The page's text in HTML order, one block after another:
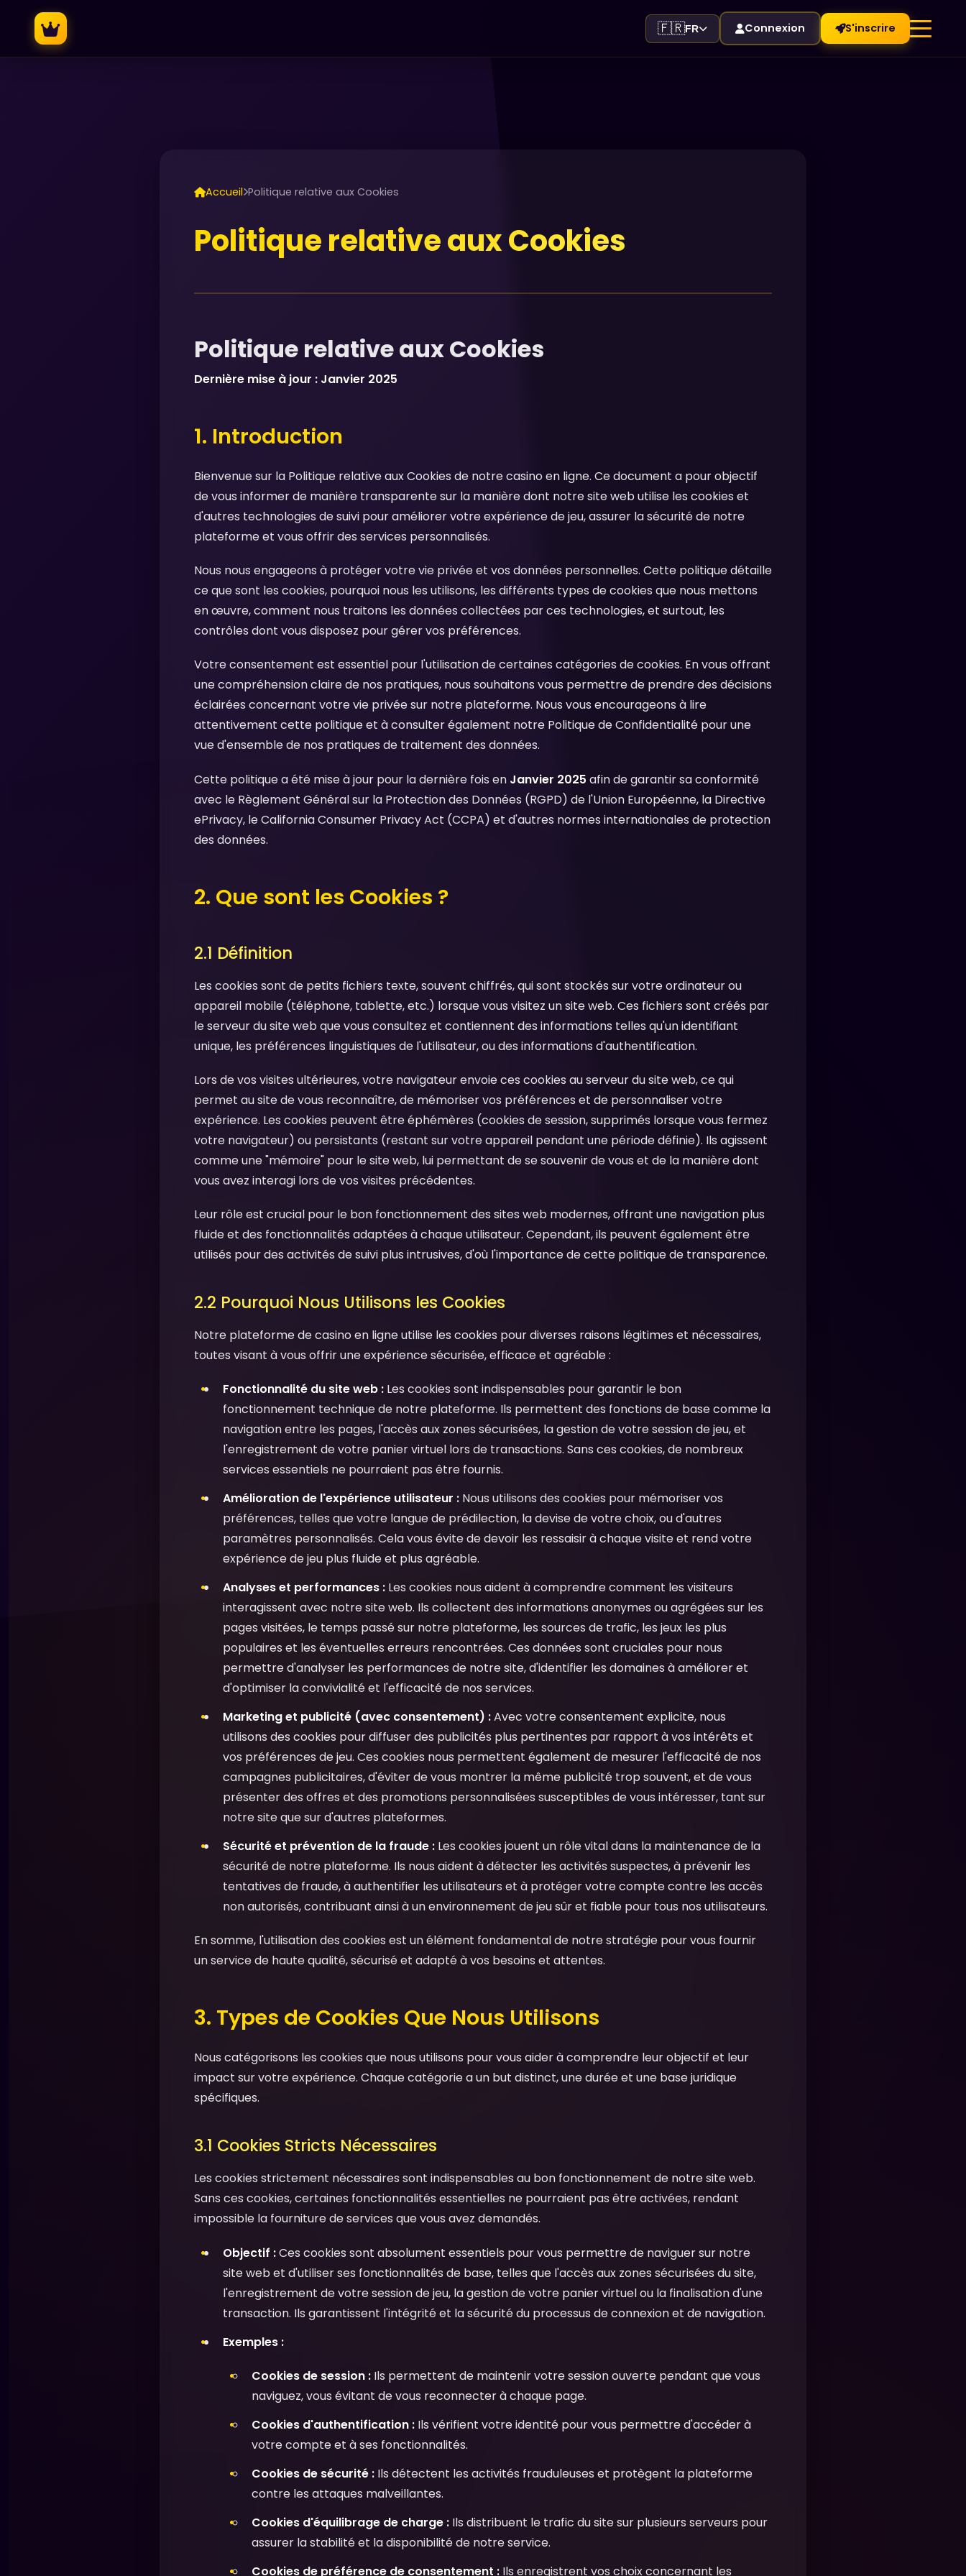
🇫🇷FR Connexion S'inscrire
Accueil Politique relative aux Cookies
Politique relative aux Cookies
Politique relative aux Cookies
Dernière mise à jour : Janvier 2025
1. Introduction
Bienvenue sur la Politique relative aux Cookies de notre casino en ligne. Ce document a pour objectif
de vous informer de manière transparente sur la manière dont notre site web utilise les cookies et
d'autres technologies de suivi pour améliorer votre expérience de jeu, assurer la sécurité de notre
plateforme et vous offrir des services personnalisés.
Nous nous engageons à protéger votre vie privée et vos données personnelles. Cette politique détaille
ce que sont les cookies, pourquoi nous les utilisons, les différents types de cookies que nous mettons
en œuvre, comment nous traitons les données collectées par ces technologies, et surtout, les
contrôles dont vous disposez pour gérer vos préférences.
Votre consentement est essentiel pour l'utilisation de certaines catégories de cookies. En vous offrant
une compréhension claire de nos pratiques, nous souhaitons vous permettre de prendre des décisions
éclairées concernant votre vie privée sur notre plateforme. Nous vous encourageons à lire
attentivement cette politique et à consulter également notre Politique de Confidentialité pour une
vue d'ensemble de nos pratiques de traitement des données.
Cette politique a été mise à jour pour la dernière fois en Janvier 2025 afin de garantir sa conformité
avec le Règlement Général sur la Protection des Données (RGPD) de l'Union Européenne, la Directive
ePrivacy, le California Consumer Privacy Act (CCPA) et d'autres normes internationales de protection
des données.
2. Que sont les Cookies ?
2.1 Définition
Les cookies sont de petits fichiers texte, souvent chiffrés, qui sont stockés sur votre ordinateur ou
appareil mobile (téléphone, tablette, etc.) lorsque vous visitez un site web. Ces fichiers sont créés par
le serveur du site web que vous consultez et contiennent des informations telles qu'un identifiant
unique, les préférences linguistiques de l'utilisateur, ou des informations d'authentification.
Lors de vos visites ultérieures, votre navigateur envoie ces cookies au serveur du site web, ce qui
permet au site de vous reconnaître, de mémoriser vos préférences et de personnaliser votre
expérience. Les cookies peuvent être éphémères (cookies de session, supprimés lorsque vous fermez
votre navigateur) ou persistants (restant sur votre appareil pendant une période définie). Ils agissent
comme une "mémoire" pour le site web, lui permettant de se souvenir de vous et de la manière dont
vous avez interagi lors de vos visites précédentes.
Leur rôle est crucial pour le bon fonctionnement des sites web modernes, offrant une navigation plus
fluide et des fonctionnalités adaptées à chaque utilisateur. Cependant, ils peuvent également être
utilisés pour des activités de suivi plus intrusives, d'où l'importance de cette politique de transparence.
2.2 Pourquoi Nous Utilisons les Cookies
Notre plateforme de casino en ligne utilise les cookies pour diverses raisons légitimes et nécessaires,
toutes visant à vous offrir une expérience sécurisée, efficace et agréable :
Fonctionnalité du site web : Les cookies sont indispensables pour garantir le bon
fonctionnement technique de notre plateforme. Ils permettent des fonctions de base comme la
navigation entre les pages, l'accès aux zones sécurisées, la gestion de votre session de jeu, et
l'enregistrement de votre panier virtuel lors de transactions. Sans ces cookies, de nombreux
services essentiels ne pourraient pas être fournis.
Amélioration de l'expérience utilisateur : Nous utilisons des cookies pour mémoriser vos
préférences, telles que votre langue de prédilection, la devise de votre choix, ou d'autres
paramètres personnalisés. Cela vous évite de devoir les ressaisir à chaque visite et rend votre
expérience de jeu plus fluide et plus agréable.
Analyses et performances : Les cookies nous aident à comprendre comment les visiteurs
interagissent avec notre site web. Ils collectent des informations anonymes ou agrégées sur les
pages visitées, le temps passé sur notre plateforme, les sources de trafic, les jeux les plus
populaires et les éventuelles erreurs rencontrées. Ces données sont cruciales pour nous
permettre d'analyser les performances de notre site, d'identifier les domaines à améliorer et
d'optimiser la convivialité et l'efficacité de nos services.
Marketing et publicité (avec consentement) :Avec votre consentement explicite, nous
utilisons des cookies pour diffuser des publicités plus pertinentes par rapport à vos intérêts et
vos préférences de jeu. Ces cookies nous permettent également de mesurer l'efficacité de nos
campagnes publicitaires, d'éviter de vous montrer la même publicité trop souvent, et de vous
présenter des offres et des promotions personnalisées susceptibles de vous intéresser, tant sur
notre site que sur d'autres plateformes.
Sécurité et prévention de la fraude : Les cookies jouent un rôle vital dans la maintenance de la
sécurité de notre plateforme. Ils nous aident à détecter les activités suspectes, à prévenir les
tentatives de fraude, à authentifier les utilisateurs et à protéger votre compte contre les accès
non autorisés, contribuant ainsi à un environnement de jeu sûr et fiable pour tous nos utilisateurs.
En somme, l'utilisation des cookies est un élément fondamental de notre stratégie pour vous fournir
un service de haute qualité, sécurisé et adapté à vos besoins et attentes.
3. Types de Cookies Que Nous Utilisons
Nous catégorisons les cookies que nous utilisons pour vous aider à comprendre leur objectif et leur
impact sur votre expérience. Chaque catégorie a un but distinct, une durée et une base juridique
spécifiques.
3.1 Cookies Stricts Nécessaires
Les cookies strictement nécessaires sont indispensables au bon fonctionnement de notre site web.
Sans ces cookies, certaines fonctionnalités essentielles ne pourraient pas être activées, rendant
impossible la fourniture de services que vous avez demandés.
Objectif :Ces cookies sont absolument essentiels pour vous permettre de naviguer sur notre
site web et d'utiliser ses fonctionnalités de base, telles que l'accès aux zones sécurisées du site,
l'enregistrement de votre session de jeu, la gestion de votre panier virtuel ou la finalisation d'une
transaction. Ils garantissent l'intégrité et la sécurité du processus de connexion et de navigation.
Exemples :
Cookies de session : Ils permettent de maintenir votre session ouverte pendant que vous
naviguez, vous évitant de vous reconnecter à chaque page.
Cookies d'authentification : Ils vérifient votre identité pour vous permettre d'accéder à
votre compte et à ses fonctionnalités.
Cookies de sécurité : Ils détectent les activités frauduleuses et protègent la plateforme
contre les attaques malveillantes.
Cookies d'équilibrage de charge : Ils distribuent le trafic du site sur plusieurs serveurs pour
assurer la stabilité et la disponibilité de notre service.
Cookies de préférence de consentement : Ils enregistrent vos choix concernant les